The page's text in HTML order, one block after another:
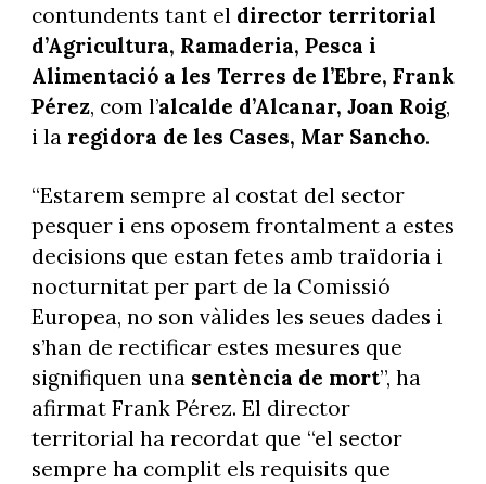
contundents tant el director territorial
d’Agricultura, Ramaderia, Pesca i
Alimentació a les Terres de l’Ebre, Frank
Pérez, com l’alcalde d’Alcanar, Joan Roig,
i la regidora de les Cases, Mar Sancho.
“Estarem sempre al costat del sector
pesquer i ens oposem frontalment a estes
decisions que estan fetes amb traïdoria i
nocturnitat per part de la Comissió
Europea, no son vàlides les seues dades i
s’han de rectificar estes mesures que
signifiquen una sentència de mort”, ha
afirmat Frank Pérez. El director
territorial ha recordat que “el sector
sempre ha complit els requisits que